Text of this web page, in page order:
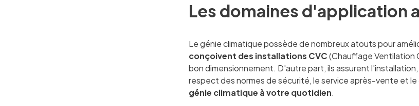
Les domaines d'application
Le génie climatique possède de nombreux atouts pour
conçoivent des installations CVC(Chauffage Ventilation
bon dimensionnement. D'autre part, ils assurent
respect des normes de sécurité, le service après-vente et
génie climatique à votre quotidien.